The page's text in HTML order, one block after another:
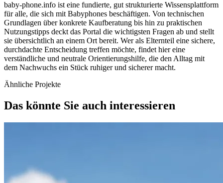
baby-phone.info ist eine fundierte, gut strukturierte Wissensplattform
für alle, die sich mit Babyphones beschäftigen. Von technischen
Grundlagen über konkrete Kaufberatung bis hin zu praktischen
Nutzungstipps deckt das Portal die wichtigsten Fragen ab und stellt
sie übersichtlich an einem Ort bereit. Wer als Elternteil eine sichere,
durchdachte Entscheidung treffen möchte, findet hier eine
verständliche und neutrale Orientierungshilfe, die den Alltag mit
dem Nachwuchs ein Stück ruhiger und sicherer macht.
Ähnliche Projekte
Das könnte Sie auch interessieren